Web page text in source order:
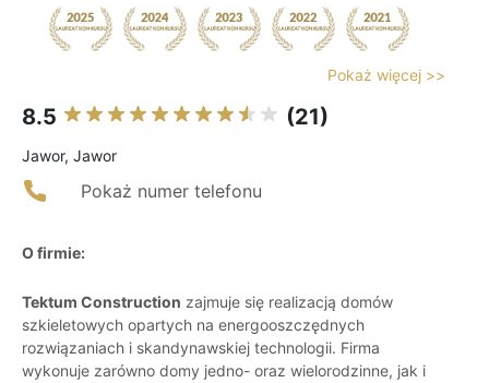
Pokaż więcej >>
8.5 (21)
Jawor, Jawor
Pokaż numer telefonu
O firmie:
Tektum Construction zajmuje się realizacją domów
szkieletowych opartych na energooszczędnych
rozwiązaniach i skandynawskiej technologii. Firma
wykonuje zarówno domy jedno- oraz wielorodzinne, jak i